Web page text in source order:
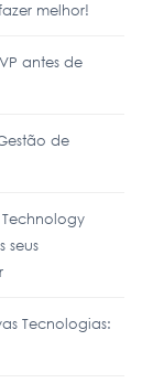
melhor!
antes de
de
seus
Tecnologias: